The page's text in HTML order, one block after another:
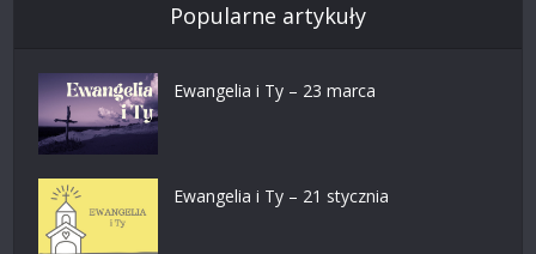
Popularne artykuły
Ewangelia i Ty – 23 marca
Ewangelia i Ty – 21 stycznia